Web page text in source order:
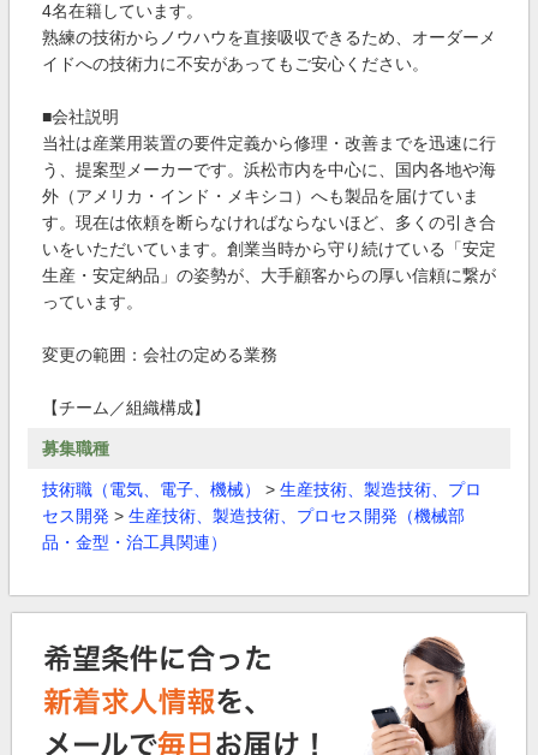
4名在籍しています。
熟練の技術からノウハウを直接吸収できるため、オーダーメ
イドへの技術力に不安があってもご安心ください。
■会社説明
当社は産業用装置の要件定義から修理・改善までを迅速に行
う、提案型メーカーです。浜松市内を中心に、国内各地や海
外（アメリカ・インド・メキシコ）へも製品を届けていま
す。現在は依頼を断らなければならないほど、多くの引き合
いをいただいています。創業当時から守り続けている「安定
生産・安定納品」の姿勢が、大手顧客からの厚い信頼に繋が
っています。
変更の範囲：会社の定める業務
【チーム／組織構成】
募集職種
技術職（電気、電子、機械） > 生産技術、製造技術、プロ
セス開発 > 生産技術、製造技術、プロセス開発（機械部
品・金型・治工具関連）